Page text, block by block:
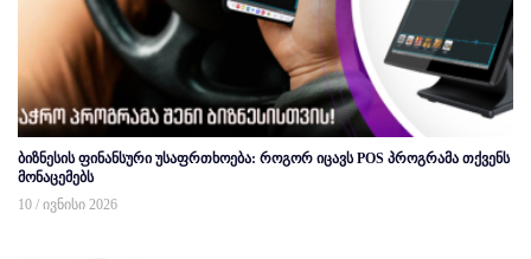
ბიზნესის ფინანსური უსაფრთხოება: როგორ იცავს POS პროგრამა თქვენს
მონაცემებს
10 / ივნისი 2026